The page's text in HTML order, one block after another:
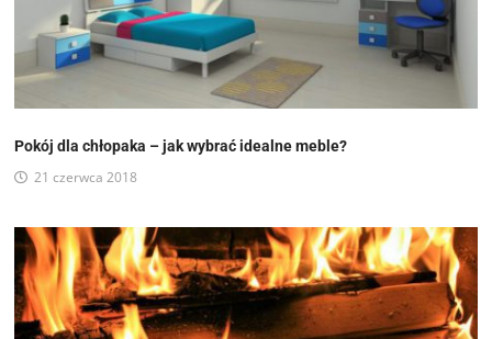
Pokój dla chłopaka – jak wybrać idealne meble?
21 czerwca 2018